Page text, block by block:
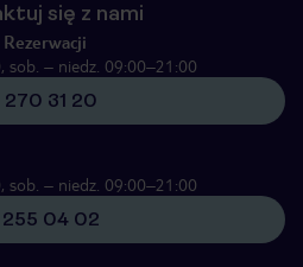
się z nami
sob. – niedz. 09:00–21:00
270 31 20
sob. – niedz. 09:00–21:00
255 04 02